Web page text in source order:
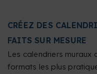
CRÉEZ DES
FAITS SUR MESURE
Les calendriers muraux
formats les plus